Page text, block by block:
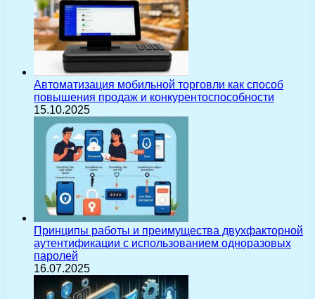
Автоматизация мобильной торговли как способ
повышения продаж и конкурентоспособности
15.10.2025
Принципы работы и преимущества двухфакторной
аутентификации с использованием одноразовых
паролей
16.07.2025